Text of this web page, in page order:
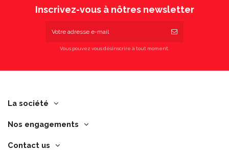
Inscrivez-vous à nôtres newsletter
Vous pouvez vous désinscrire à tout moment.
La société
Nos engagements
Contact us